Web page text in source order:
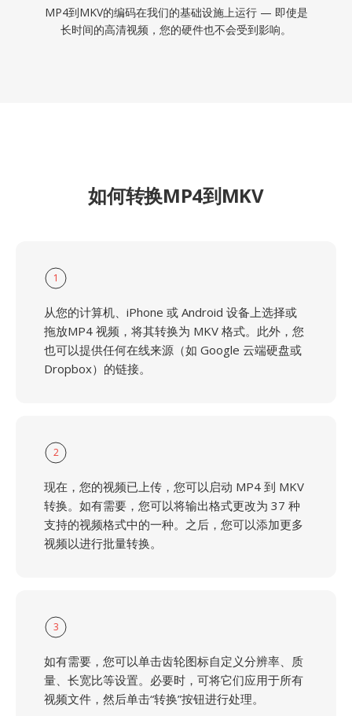
MP4到MKV的编码在我们的基础设施上运行 — 即使是
长时间的高清视频，您的硬件也不会受到影响。
如何转换MP4到MKV
1
从您的计算机、iPhone 或 Android 设备上选择或
拖放MP4 视频，将其转换为 MKV 格式。此外，您
也可以提供任何在线来源（如 Google 云端硬盘或
Dropbox）的链接。
2
现在，您的视频已上传，您可以启动 MP4 到 MKV
转换。如有需要，您可以将输出格式更改为 37 种
支持的视频格式中的一种。之后，您可以添加更多
视频以进行批量转换。
3
如有需要，您可以单击齿轮图标自定义分辨率、质
量、长宽比等设置。必要时，可将它们应用于所有
视频文件，然后单击“转换”按钮进行处理。